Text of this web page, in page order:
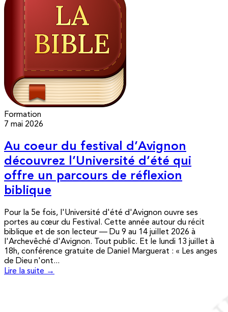
Formation
7 mai 2026
Au coeur du festival d’Avignon
découvrez l’Université d’été qui
offre un parcours de réflexion
biblique
Pour la 5e fois, l'Université d'été d'Avignon ouvre ses
portes au cœur du Festival. Cette année autour du récit
biblique et de son lecteur — Du 9 au 14 juillet 2026 à
l'Archevêché d'Avignon. Tout public. Et le lundi 13 juillet à
18h, conférence gratuite de Daniel Marguerat : « Les anges
de Dieu n'ont...
Lire la suite →